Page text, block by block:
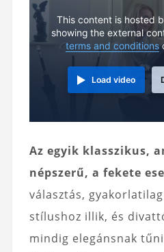
This content is hosted
showing the external
terms and conditions
Load video
Az egyik klasszikus,
népszerű, a fekete
választás,
stílushoz illik, és
mindig elegánsnak